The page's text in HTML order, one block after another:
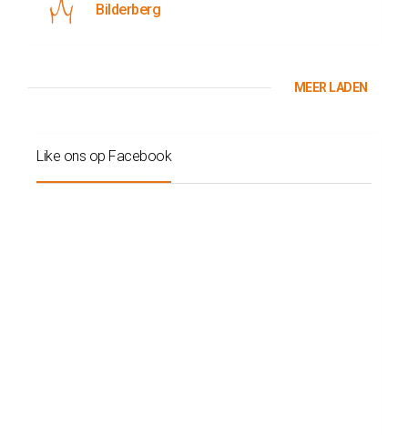
Bilderberg
MEER LADEN
Like ons op Facebook